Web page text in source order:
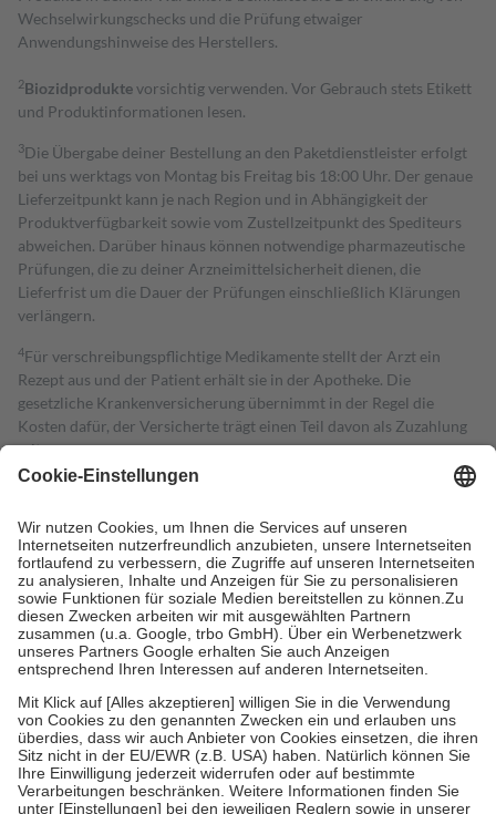
Wechselwirkungschecks und die Prüfung etwaiger
Anwendungshinweise des Herstellers.
2Biozidproduktevorsichtig verwenden. Vor Gebrauch stets Etikett
und Produktinformationen lesen.
3Die Übergabe deiner Bestellung an den Paketdienstleister erfolgt
bei uns werktags von Montag bis Freitag bis 18:00 Uhr. Der genaue
Lieferzeitpunkt kann je nach Region und in Abhängigkeit der
Produktverfügbarkeit sowie vom Zustellzeitpunkt des Spediteurs
abweichen. Darüber hinaus können notwendige pharmazeutische
Prüfungen, die zu deiner Arzneimittelsicherheit dienen, die
Lieferfrist um die Dauer der Prüfungen einschließlich Klärungen
verlängern.
4Für verschreibungspflichtige Medikamente stellt der Arzt ein
Rezept aus und der Patient erhält sie in der Apotheke. Die
gesetzliche Krankenversicherung übernimmt in der Regel die
Kosten dafür, der Versicherte trägt einen Teil davon als Zuzahlung
mit.
Grundsätzlich leisten Mitglieder Zuzahlungen in Höhe von zehn
höchstens zehn Euro.
Es sind jedoch nie mehr als die tatsächlichen
Kosten der Leistung zu entrichten.
Diese Regeln gelten grundsätzlich auch für Online-Apotheken.
Bei Heilmitteln und häuslicher Krankenpflege beträgt die
Zuzahlung zehn Prozent der Kosten sowie zehn Euro je
Verordnung.
Um das Engagement der Versicherten für ihre eigene Gesundheit zu
stärken und die besondere Stellung der Familie zu unterstützen,
fallenkeine Zuzahlungenan bei:
• Kindern und Jugendlichen bis zum vollendeten 18. Lebensjahr
mit Ausnahme der Fahrkosten
• Untersuchungen zur Vorsorge und Früherkennung, die von der
GKV getragen werden